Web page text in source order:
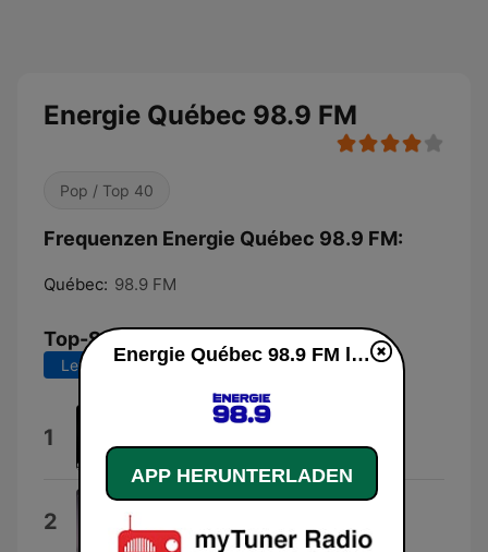
Energie Québec 98.9 FM
Pop / Top 40
Frequenzen Energie Québec 98.9 FM:
Québec: 98.9 FM
Top-Songs
Letzte 7 Tage Letzte 30 Tage
1 S3RL
2 Priscillia
Energie Québec 98.9 FM live
APP HERUNTERLADEN